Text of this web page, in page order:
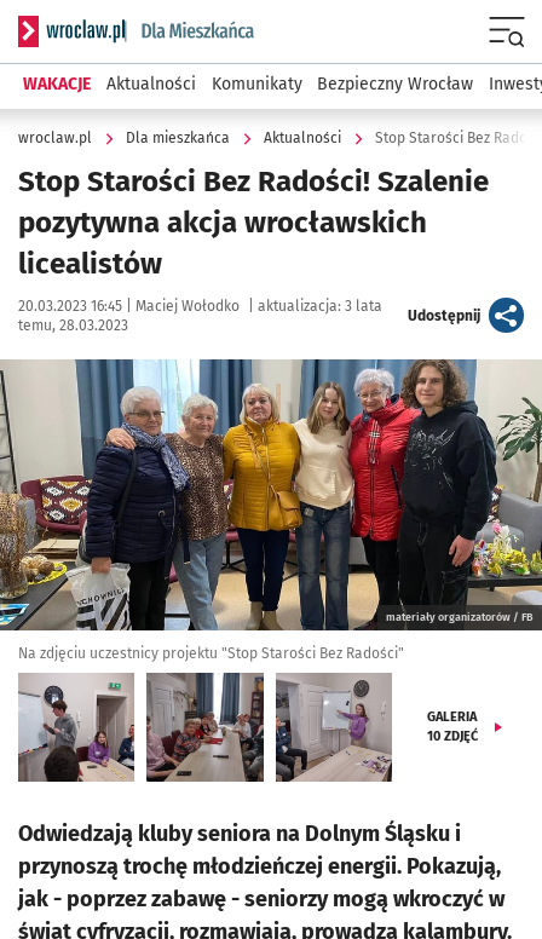
Serwis informacyjny wroclaw.pl podserwis: Dla mieszkańca
WAKACJE Aktualności Komunikaty Bezpieczny Wrocław
wroclaw.pl Dla mieszkańca Aktualności Stop Starości Bez
Stop Starości Bez Radości! Szalenie
pozytywna akcja wrocławskich
licealistów
Data publikacji:
20.03.2023 16:45 | Autor:
Maciej Wołodko aktualizacja: 3 lata
temu, 28.03.2023
Udostępnijartykuł
Kliknij, aby zobaczyć galerię
materiały organizatorów / FB
Na zdjęciu uczestnicy projektu "Stop Starości Bez Radości"
GALERIA
10 ZDJĘĆ
Odwiedzają kluby seniora na Dolnym Śląsku i
przynoszą trochę młodzieńczej energii. Pokazują,
jak - poprzez zabawę - seniorzy mogą wkroczyć w
świat cyfryzacji, rozmawiają, prowadzą kalambury.